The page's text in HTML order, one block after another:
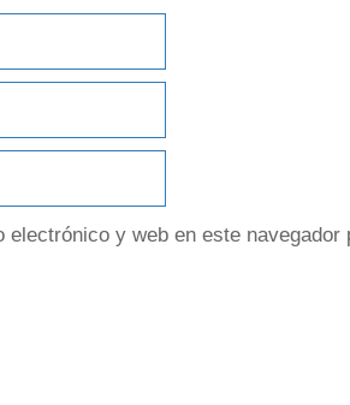
electrónico y web en este